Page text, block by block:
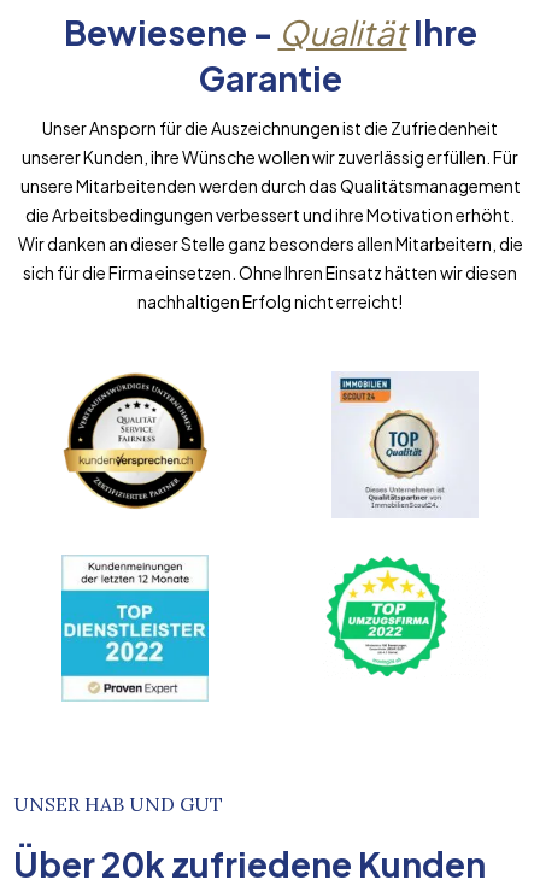
Bewiesene - QualitätIhre
Garantie
Unser Ansporn für die Auszeichnungen ist die Zufriedenheit
unserer Kunden, ihre Wünsche wollen wir zuverlässig erfüllen. Für
unsere Mitarbeitenden werden durch das Qualitätsmanagement
die Arbeitsbedingungen verbessert und ihre Motivation erhöht.
Wir danken an dieser Stelle ganz besonders allen Mitarbeitern, die
sich für die Firma einsetzen. Ohne Ihren Einsatz hätten wir diesen
nachhaltigen Erfolg nicht erreicht!
UNSER HAB UND GUT
Über20k zufriedene Kunden